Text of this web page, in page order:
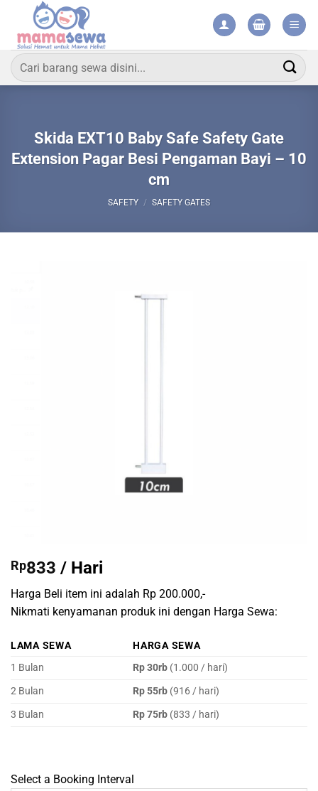
content
Search
for:
Skida EXT10 Baby Safe Safety Gate
Extension Pagar Besi Pengaman Bayi – 10
cm
SAFETY / SAFETY GATES
Rp833 / Hari
Harga Beli item ini adalah Rp 200.000,-
Nikmati kenyamanan produk ini dengan Harga Sewa:
LAMA SEWA
HARGA SEWA
1 Bulan
Rp 30rb (1.000 / hari)
2 Bulan
Rp 55rb (916 / hari)
3 Bulan
Rp 75rb (833 / hari)
Select a Booking Interval